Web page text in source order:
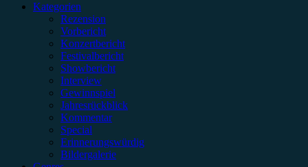
Kategorien
Rezension
Vorbericht
Konzertbericht
Festivalbericht
Showbericht
Interview
Gewinnspiel
Jahresrückblick
Kommentar
Special
Erinnerungswürdig
Bildergalerie